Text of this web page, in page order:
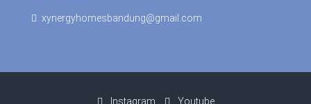
xynergyhomesbandung@gmail.com
Instagram Youtube